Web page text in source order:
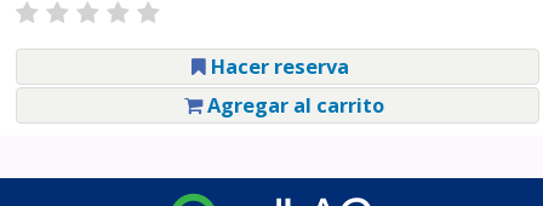
Hacer reserva
Agregar al carrito